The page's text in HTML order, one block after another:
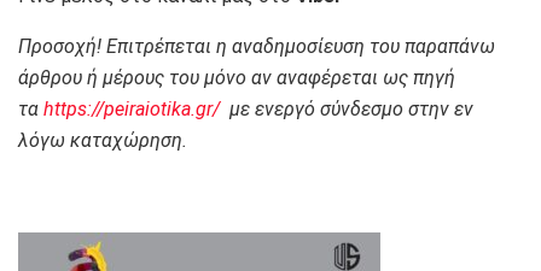
Προσοχή! Επιτρέπεται η αναδημοσίευση του παραπάνω
άρθρου ή μέρους του μόνο αν αναφέρεται ως πηγή
τα https://peiraiotika.gr/με ενεργό σύνδεσμο στην εν
λόγω καταχώρηση.